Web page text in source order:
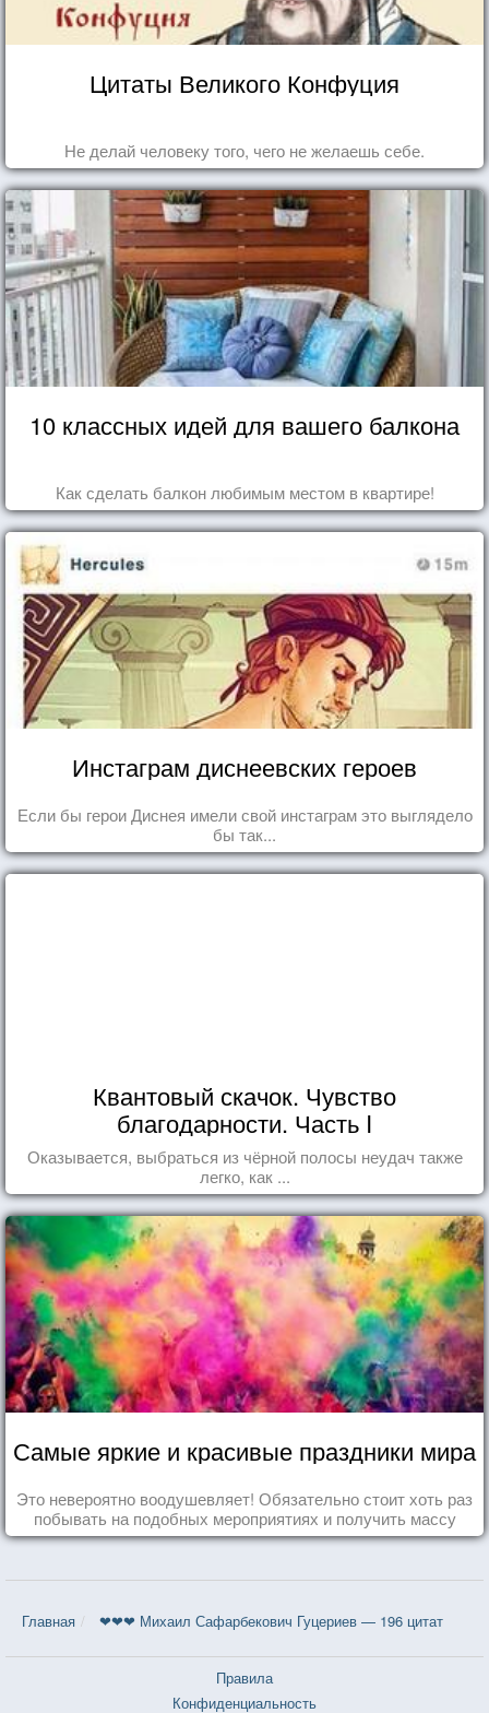
Цитаты Великого Конфуция
Не делай человеку того, чего не желаешь себе.
10 классных идей для вашего балкона
Как сделать балкон любимым местом в квартире!
Инстаграм диснеевских героев
Если бы герои Диснея имели свой инстаграм это выглядело
бы так...
Квантовый скачок. Чувство
благодарности. Часть I
Оказывается, выбраться из чёрной полосы неудач также
легко, как ...
Самые яркие и красивые праздники мира
Это невероятно воодушевляет! Обязательно стоит хоть раз
побывать на подобных мероприятиях и получить массу
впечатлений!
Главная ❤❤❤ Михаил Сафарбекович Гуцериев — 196 цитат
Правила
Конфиденциальность